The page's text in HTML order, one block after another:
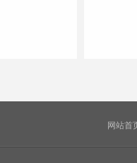
网站首